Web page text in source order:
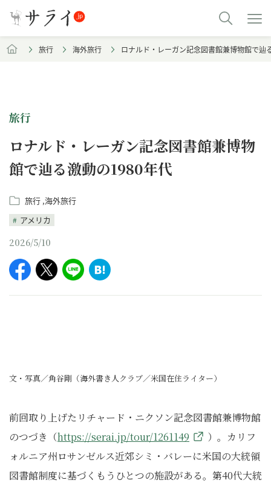
旅行 海外旅行 ロナルド・レーガン記念図書館兼博物館で辿
旅行
ロナルド・レーガン記念図書館兼博物
館で辿る激動の1980年代
旅行 海外旅行
アメリカ
2026/5/10
文・写真／角谷剛（海外書き人クラブ／米国在住ライター）
前回取り上げたリチャード・ニクソン記念図書館兼博物館
のつづき（https://serai.jp/tour/1261149
）。カリフ
ォルニア州ロサンゼルス近郊シミ・バレーに米国の大統領
図書館制度に基づくもうひとつの施設がある。第40代大統